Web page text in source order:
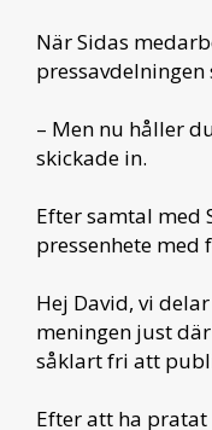
När Sidas
– Men nu håller
skickade in.
Efter samtal med
pressenhete med
Hej David, vi
meningen just
såklart fri att
Efter att ha